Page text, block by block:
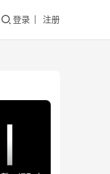
登录 注册